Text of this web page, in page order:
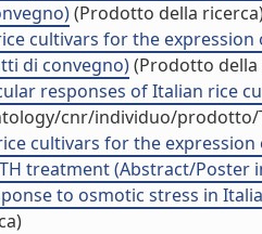
(Prodotto della
cultivars for the
di convegno)(Prodotto della
responses of Italian rice
cnr/individuo/prodotto/
cultivars for the expression
treatment (Abstract/Poster
to osmotic stress in